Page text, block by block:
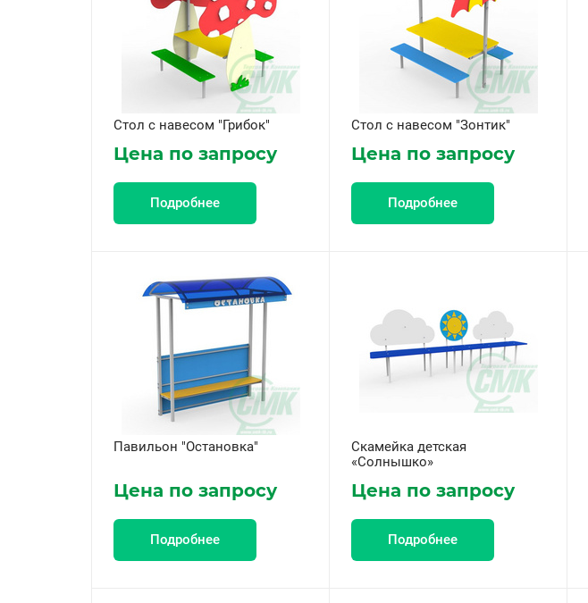
Стол с навесом "Грибок"
Цена по запросу
Подробнее
Стол с навесом "Зонтик"
Цена по запросу
Подробнее
Павильон "Остановка"
Цена по запросу
Подробнее
Скамейка детская
«Солнышко»
Цена по запросу
Подробнее